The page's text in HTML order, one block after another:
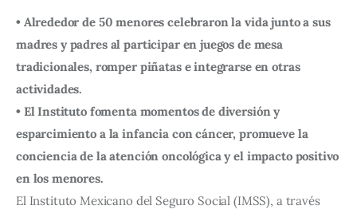
• Alrededor de 50 menores celebraron la vida junto a sus
madres y padres al participar en juegos de mesa
tradicionales, romper piñatas e integrarse en otras
actividades.
• El Instituto fomenta momentos de diversión y
esparcimiento a la infancia con cáncer, promueve la
conciencia de la atención oncológica y el impacto positivo
en los menores.
El Instituto Mexicano del Seguro Social (IMSS), a través